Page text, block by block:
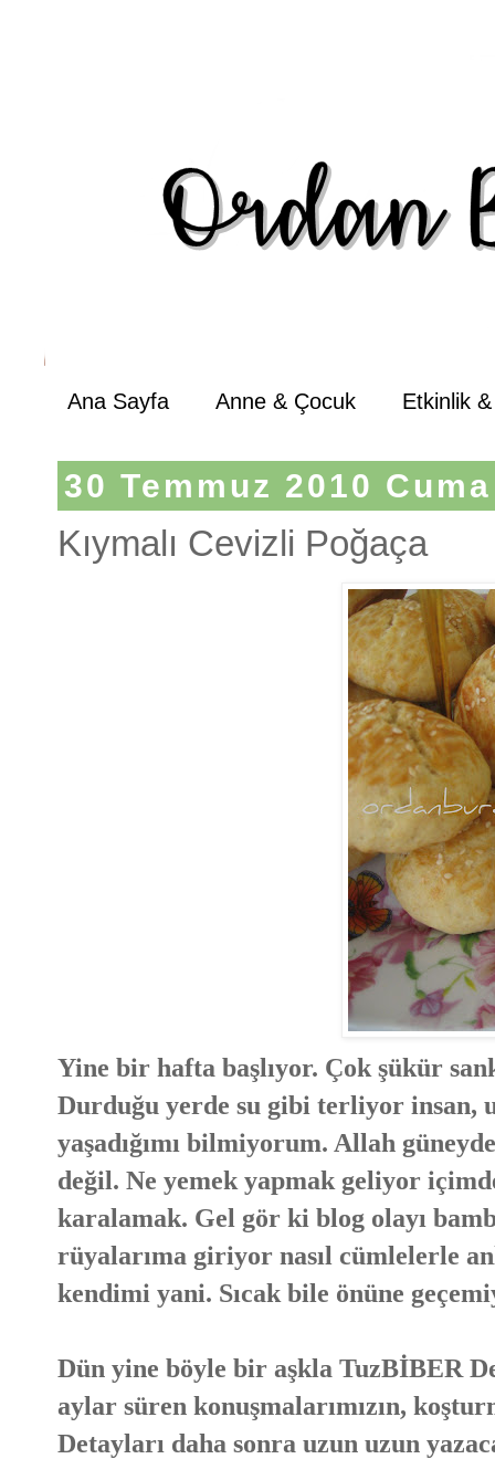
Ana Sayfa Anne & Çocuk Etkinlik
30 Temmuz 2010 Cuma
Kıymalı Cevizli Poğaça
Yine bir hafta başlıyor. Çok şükür
Durduğu yerde su gibi terliyor insan,
yaşadığımı bilmiyorum. Allah
değil. Ne yemek yapmak geliyor
karalamak. Gel gör ki blog olayı
rüyalarıma giriyor nasıl cümlelerle
kendimi yani. Sıcak bile önüne
Dün yine böyle bir aşkla TuzBİBER
aylar süren konuşmalarımızın,
Detayları daha sonra uzun uzun